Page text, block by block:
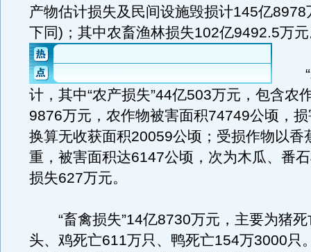
产物估计损失及民间设施毁损计145亿8978
下同)；其中农畜渔林损失102亿9492.5万
“
计，其中“农产损失”44亿503万元，包含农
9876万元，农作物被害面积74749公顷，
换算无收获面积20059公顷；受损作物以香
重，被害面积达6147公顷，次为木瓜、番
损失627万元。
“畜禽损失”14亿8730万元，主要为猪死
头、鸡死亡611万只、鸭死亡154万3000只